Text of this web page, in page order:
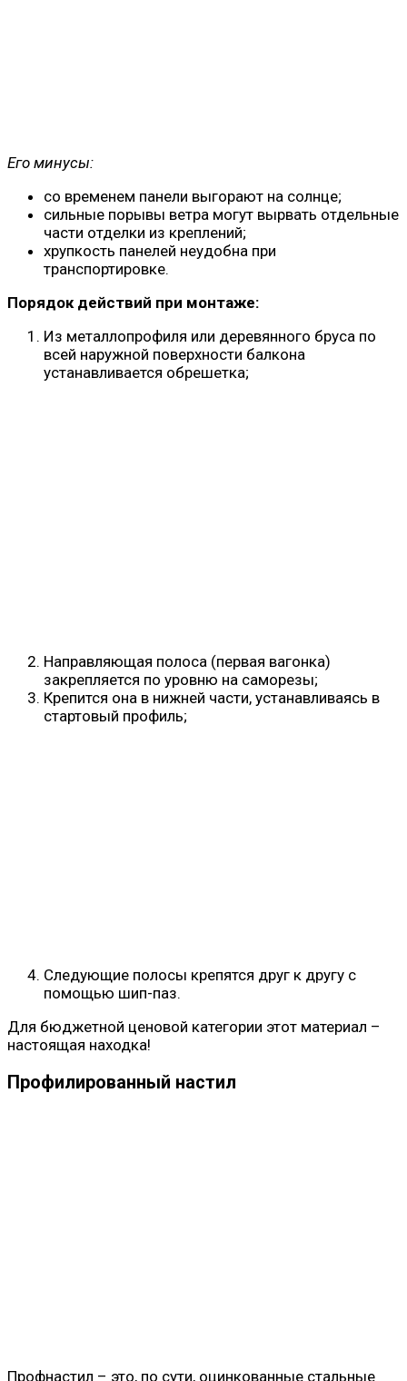
Его минусы:
со временем панели выгорают на солнце;
сильные порывы ветра могут вырвать отдельные
части отделки из креплений;
хрупкость панелей неудобна при
транспортировке.
Порядок действий при монтаже:
Из металлопрофиля или деревянного бруса по
всей наружной поверхности балкона
устанавливается обрешетка;
Направляющая полоса (первая вагонка)
закрепляется по уровню на саморезы;
Крепится она в нижней части, устанавливаясь в
стартовый профиль;
Следующие полосы крепятся друг к другу с
помощью шип-паз.
Для бюджетной ценовой категории этот материал –
настоящая находка!
Профилированный настил
Профнастил – это, по сути, оцинкованные стальные